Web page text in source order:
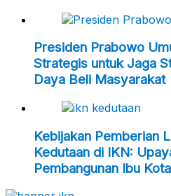
Presiden Prabowo
Strategis untuk Jaga
Daya Beli Masyarakat
Kebijakan Pemberian
Kedutaan di IKN:
Pembangunan Ibu